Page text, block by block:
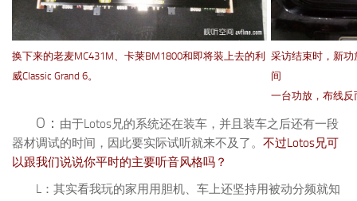
换下来的老麦MC431M、卡莱BM1800和即将装上去的利
威Classic Grand 6。
采访结束时，新
间
一台功放，布线反
O： 由于Lotos兄的系统还在装车，并且装车之后还有一段
器材调试的时间，因此要实际试听就来不及了。 不过Lotos兄可
以跟我们说说你平时的主要听音风格吗？
L：其实看我玩的家用用胆机、车上还坚持用被动分频就知